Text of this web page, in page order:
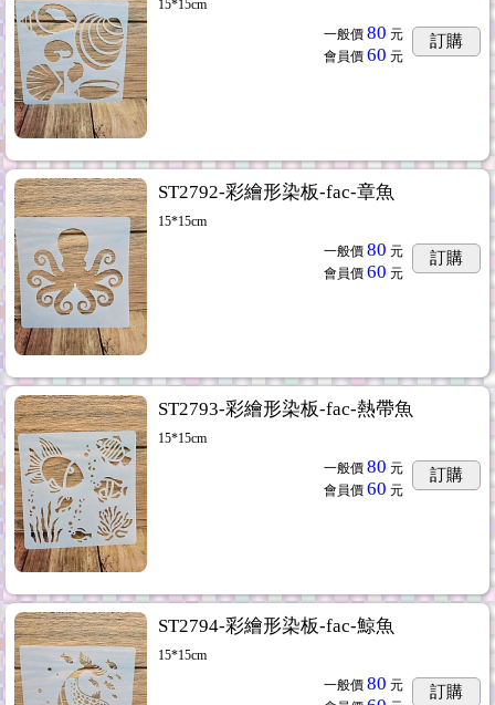
15*15cm
一般價 80 元
會員價 60 元
訂購
ST2792-彩繪形染板-fac-章魚
15*15cm
一般價 80 元
會員價 60 元
訂購
ST2793-彩繪形染板-fac-熱帶魚
15*15cm
一般價 80 元
會員價 60 元
訂購
ST2794-彩繪形染板-fac-鯨魚
15*15cm
一般價 80 元
訂購